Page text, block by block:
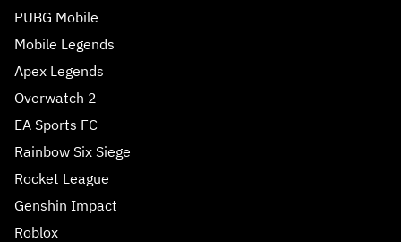
PUBG Mobile
Mobile Legends
Apex Legends
Overwatch 2
EA Sports FC
Rainbow Six Siege
Rocket League
Genshin Impact
Roblox